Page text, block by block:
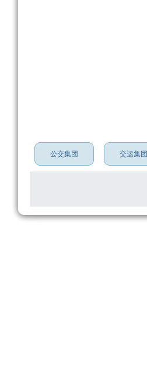
公交集团 交运集团